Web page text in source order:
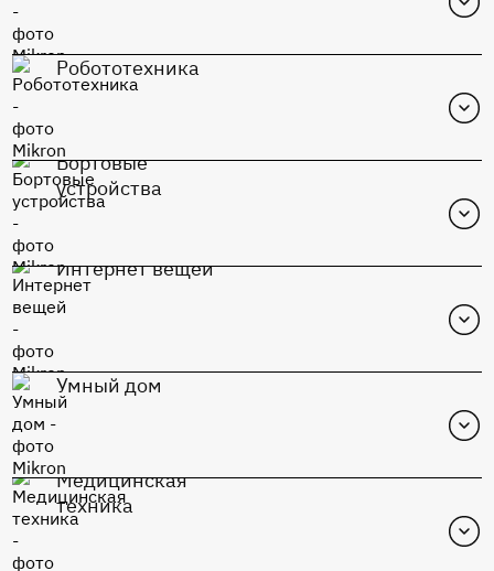
MIK1117S-Adj
Перейти в каталог
Робототехника
К1948ВК015
Перейти в каталог
Бортовые
устройства
К1948ВК015
Интернет вещей
Умный дом
Медицинская
техника